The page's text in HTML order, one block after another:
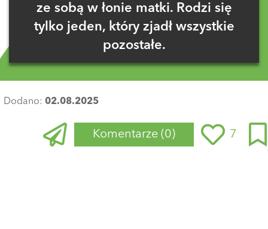
ze sobą w łonie matki. Rodzi się
tylko jeden, który zjadł wszystkie
pozostałe.
Dodano: 02.08.2025
Komentarze (0) 7